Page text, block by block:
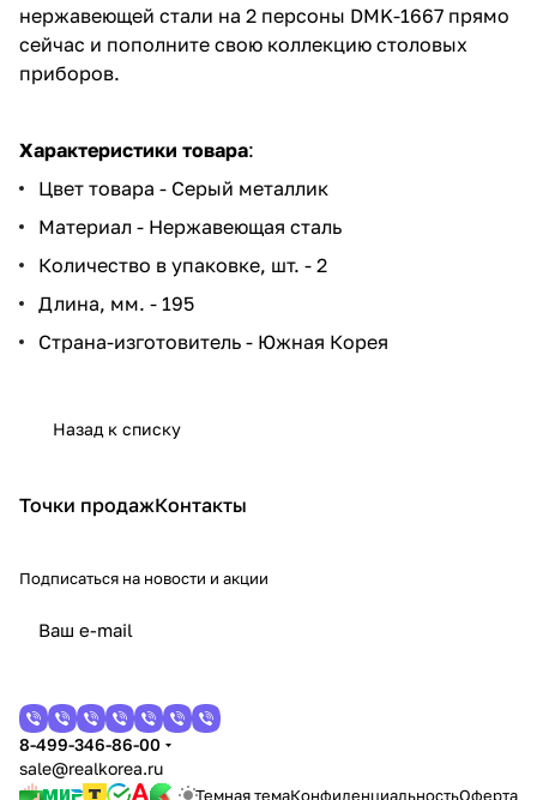
нержавеющей стали на 2 персоны DMK-1667 прямо
сейчас и пополните свою коллекцию столовых
приборов.
Характеристики товара:
Цвет товара - Серый металлик
Материал - Нержавеющая сталь
Количество в упаковке, шт. - 2
Длина, мм. - 195
Страна-изготовитель - Южная Корея
Назад к списку
Точки продажКонтакты
Подписаться на новости и акции
8-499-346-86-00
sale@realkorea.ru
Темная темаКонфиденциальностьОферта